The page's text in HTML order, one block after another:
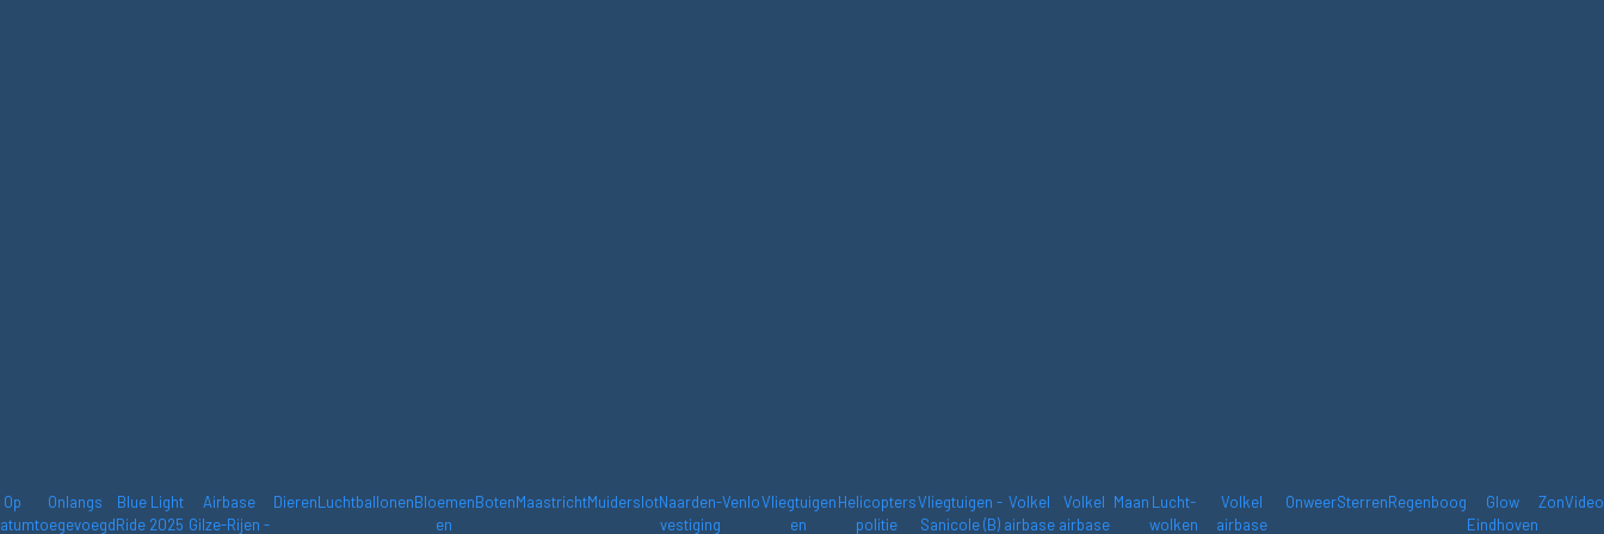
Op
Onlangs
toegevoegd
Blue Light
Ride 2025
Airbase
Gilze-Rijen -
DierenLuchtballonenBloemen
en
BotenMaastrichtMuiderslotNaarden-
vestiging
VenloVliegtuigen
en
Helicopters
politie
Vliegtuigen -
Sanicole (B)
Volkel
airbase
Volkel
airbase
Maan Lucht-
wolken
Volkel
airbase
OnweerSterrenRegenboog
Glow
Eindhoven
Zon